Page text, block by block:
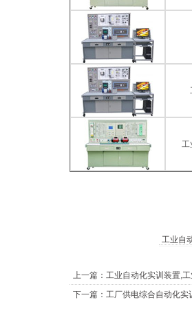
工
工业自
上一篇：工业自动化实训装置,
下一篇：工厂供电综合自动化